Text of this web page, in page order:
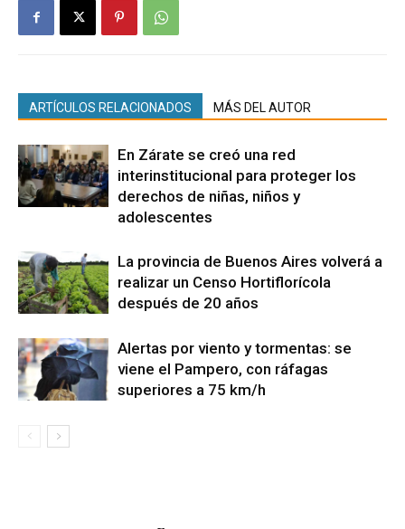
ARTÍCULOS RELACIONADOS MÁS DEL AUTOR
En Zárate se creó una red
interinstitucional para proteger los
derechos de niñas, niños y
adolescentes
La provincia de Buenos Aires volverá a
realizar un Censo Hortiflorícola
después de 20 años
Alertas por viento y tormentas: se
viene el Pampero, con ráfagas
superiores a 75 km/h